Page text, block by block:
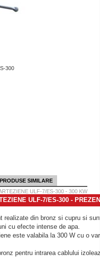
300
PRODUSE SIMILARE
ULF-7/ES-300 - 300 KW
ULF-7/ES-300 -
din bronz si cupru si
cu efecte intense de apa.
este valabila la 300 W cu o
pentru intrarea cablului